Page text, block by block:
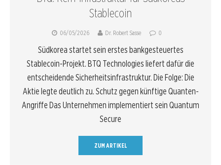
Stablecoin
06/05/2026 Dr. Robert Sasse 0
Südkorea startet sein erstes bankgesteuertes
Stablecoin-Projekt. BTQ Technologies liefert dafür die
entscheidende Sicherheitsinfrastruktur. Die Folge: Die
Aktie legte deutlich zu. Schutz gegen künftige Quanten-
Angriffe Das Unternehmen implementiert sein Quantum
Secure
ZUM ARTIKEL